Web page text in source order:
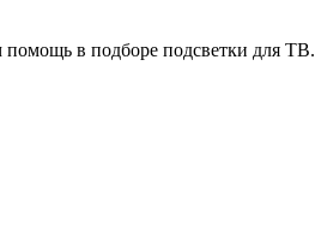
помощь в подборе подсветки для ТВ.